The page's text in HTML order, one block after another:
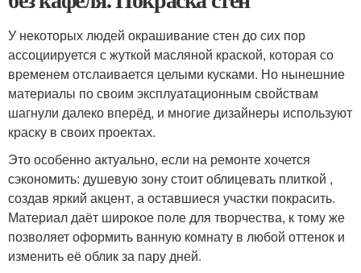
У некоторых людей окрашивание стен до сих пор
ассоциируется с жуткой масляной краской, которая со
временем отслаивается целыми кусками. Но нынешние
материалы по своим эксплуатационным свойствам
шагнули далеко вперёд, и многие дизайнеры используют
краску в своих проектах.
Это особенно актуально, если на ремонте хочется
сэкономить: душевую зону стоит облицевать плиткой ,
создав яркий акцент, а оставшиеся участки покрасить.
Материал даёт широкое поле для творчества, к тому же
позволяет оформить ванную комнату в любой оттенок и
изменить её облик за пару дней.